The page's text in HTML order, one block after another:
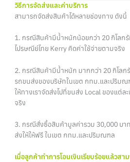
วิธีการจัดส่งและค่าบริการ
สามารถจัดส่งสินค้าได้หลายช่องทาง ดังนี้
1. กรณีสินค้ามีน้ำหนักน้อยกว่า 20 กิโลก
ไปรษณีย์ไทย Kerry คิดค่าใช้จ่ายตามจริง
2. กรณีสินค้ามีน้ำหนัก มากกว่า 20 กิโลก
รถขนส่งของบริษัทในเขต กทม.และปริม
ให้ทางเราจัดส่งไปที่ขนส่ง Local ของแต่ล
จริง
3. กรณีสั่งซื้อสินค้ามูลค่ารวม 30,000 บาท
ส่งให้ให้ฟรี ในเขต กทม.และปริมณฑล
เมื่อลูกค้าทำการโอนเงินเรียบร้อยแล้วสา